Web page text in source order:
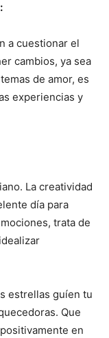
a cuestionar el
cambios, ya sea
de amor, es
experiencias y
La creatividad
día para
trata de
estrellas guíen tu
Que
en